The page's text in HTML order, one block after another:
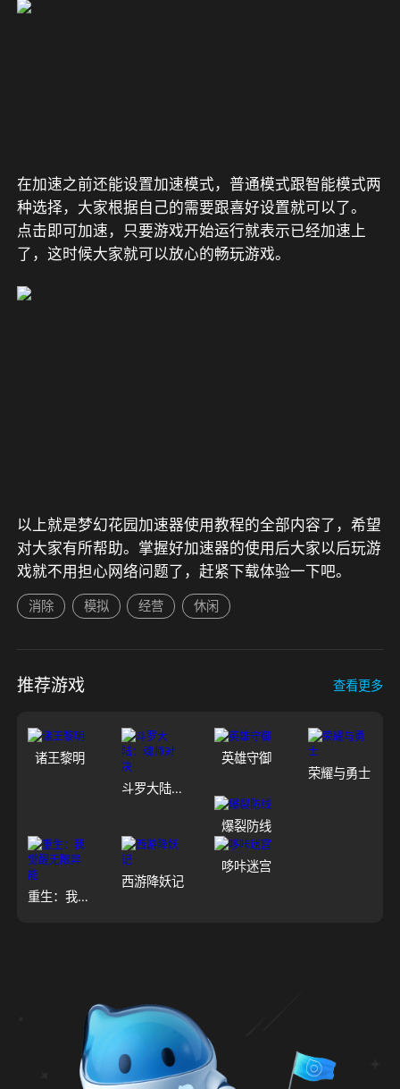
在加速之前还能设置加速模式，普通模式跟智能模式两
种选择，大家根据自己的需要跟喜好设置就可以了。
点击即可加速，只要游戏开始运行就表示已经加速上
了，这时候大家就可以放心的畅玩游戏。
以上就是梦幻花园加速器使用教程的全部内容了，希望
对大家有所帮助。掌握好加速器的使用后大家以后玩游
戏就不用担心网络问题了，赶紧下载体验一下吧。
消除 模拟 经营 休闲
推荐游戏 查看更多
诸王黎明
斗罗大陆：魂师对决
英雄守御
荣耀与勇士
爆裂防线
重生：我觉醒无限异能
西游降妖记
哆咔迷宫